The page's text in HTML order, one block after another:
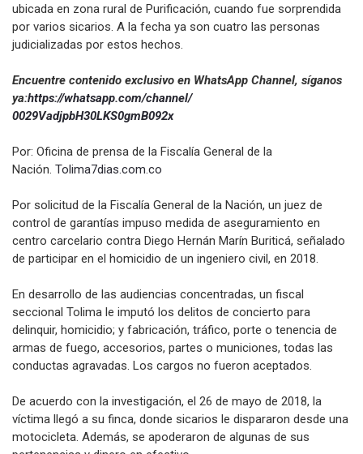
ubicada en zona rural de Purificación, cuando fue sorprendida
por varios sicarios. A la fecha ya son cuatro las personas
judicializadas por estos hechos.
Encuentre contenido exclusivo en WhatsApp Channel, síganos
ya:https://whatsapp.com/channel/
0029VadjpbH30LKS0gmB092x
Por: Oficina de prensa de la Fiscalía General de la
Nación. Tolima7dias.com.co
Por solicitud de la Fiscalía General de la Nación, un juez de
control de garantías impuso medida de aseguramiento en
centro carcelario contra Diego Hernán Marín Buriticá, señalado
de participar en el homicidio de un ingeniero civil, en 2018.
En desarrollo de las audiencias concentradas, un fiscal
seccional Tolima le imputó los delitos de concierto para
delinquir, homicidio; y fabricación, tráfico, porte o tenencia de
armas de fuego, accesorios, partes o municiones, todas las
conductas agravadas. Los cargos no fueron aceptados.
De acuerdo con la investigación, el 26 de mayo de 2018, la
víctima llegó a su finca, donde sicarios le dispararon desde una
motocicleta. Además, se apoderaron de algunas de sus